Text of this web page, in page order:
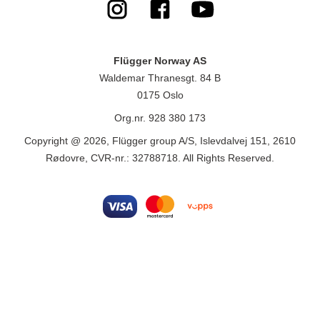
Flügger Norway AS
Waldemar Thranesgt. 84 B
0175 Oslo
Org.nr. 928 380 173
Copyright @ 2026, Flügger group A/S, Islevdalvej 151, 2610
Rødovre, CVR-nr.: 32788718. All Rights Reserved.